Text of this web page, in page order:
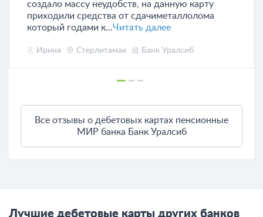
создало массу неудобств, на данную карту
приходили средства от сдачиметаллолома
который годами к...Читать далее
Ирина Стерлитамак Банк Уралсиб
Все отзывы о дебетовых картах пенсионные
МИР банка Банк Уралсиб
Лучшие дебетовые карты других банков